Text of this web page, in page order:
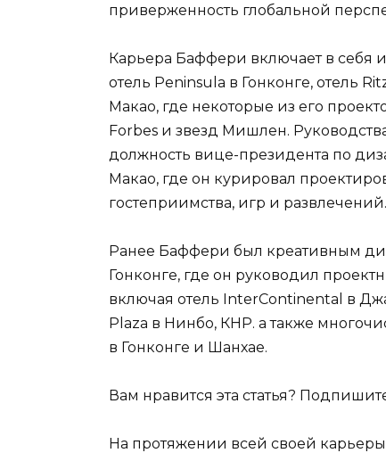
приверженность глобальной
Карьера Баффери включает в себя
отель Peninsula в Гонконге, отель
Макао, где некоторые из его
Forbes и звезд Мишлен.
должность вице-президента по
Макао, где он курировал
гостеприимства, игр и развлечений.
Ранее Баффери был креативным
Гонконге, где он руководил
включая отель InterContinental в
Plaza в Нинбо, КНР. а также
в Гонконге и Шанхае.
Вам нравится эта статья?
На протяжении всей своей